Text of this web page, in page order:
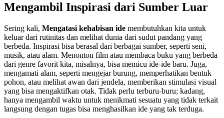
Mengambil Inspirasi dari Sumber Luar
Sering kali, Mengatasi kehabisan ide membutuhkan kita untuk
keluar dari rutinitas dan melihat dunia dari sudut pandang yang
berbeda. Inspirasi bisa berasal dari berbagai sumber, seperti seni,
musik, atau alam. Menonton film atau membaca buku yang berbeda
dari genre favorit kita, misalnya, bisa memicu ide-ide baru. Juga,
mengamati alam, seperti mengejar burung, memperhatikan bentuk
pohon, atau melihat awan dari jendela, memberikan stimulasi visual
yang bisa mengaktifkan otak. Tidak perlu terburu-buru; kadang,
hanya mengambil waktu untuk menikmati sesuatu yang tidak terkait
langsung dengan tugas bisa menghasilkan ide yang tak terduga.